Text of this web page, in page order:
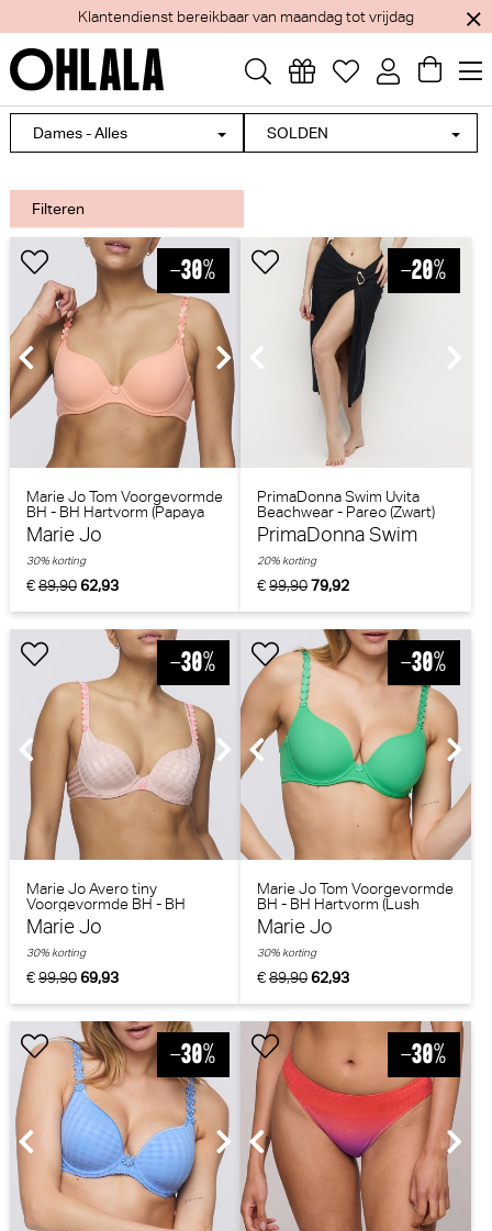
Klantendienst bereikbaar van maandag tot vrijdag
Dames - Alles SOLDEN
Filteren
Marie Jo Tom Voorgevormde
BH - BH Hartvorm (Papaya
Smoothie)
Marie Jo
€89,9062,93
30% korting
PrimaDonna Swim Uvita
Beachwear - Pareo (Zwart)
PrimaDonna Swim
€99,9079,92
20% korting
Marie Jo Avero tiny
Voorgevormde BH - BH
Hartvorm (Powder Rose)
Marie Jo
€99,9069,93
30% korting
Marie Jo Tom Voorgevormde
BH - BH Hartvorm (Lush
Green)
Marie Jo
€89,9062,93
30% korting